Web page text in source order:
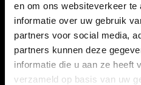
en om ons websiteverkeer
informatie over uw gebruik
partners voor social media,
partners kunnen deze
informatie die u aan ze heeft
verzameld op basis van uw
VERHALEN
NIEUWS
KALENDER